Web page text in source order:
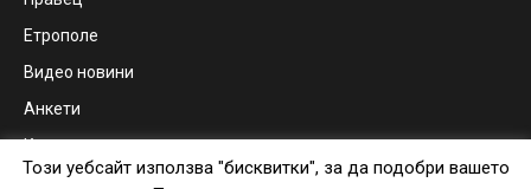
Етрополе
Видео новини
Анкети
Контакти
Този уебсайт използва "бисквитки", за да подобри вашето